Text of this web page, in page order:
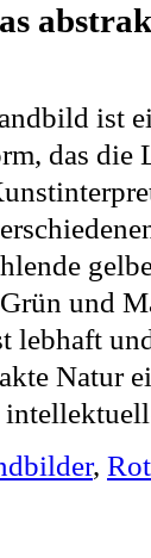
ist
das die
und
lebhaft
Natur
,